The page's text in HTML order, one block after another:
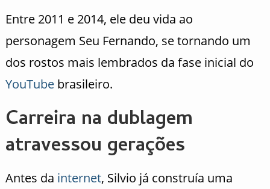
Entre 2011 e 2014, ele deu vida ao
personagem Seu Fernando, se tornando um
dos rostos mais lembrados da fase inicial do
YouTubebrasileiro.
Carreira na dublagem
atravessou gerações
Antes da internet, Silvio já construía uma